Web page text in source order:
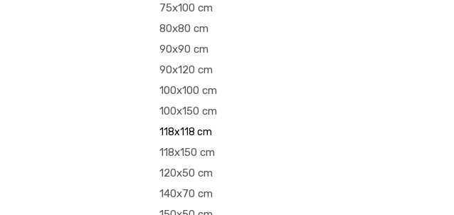
75x100 cm
80x80 cm
90x90 cm
90x120 cm
100x100 cm
100x150 cm
118x118 cm
118x150 cm
120x50 cm
140x70 cm